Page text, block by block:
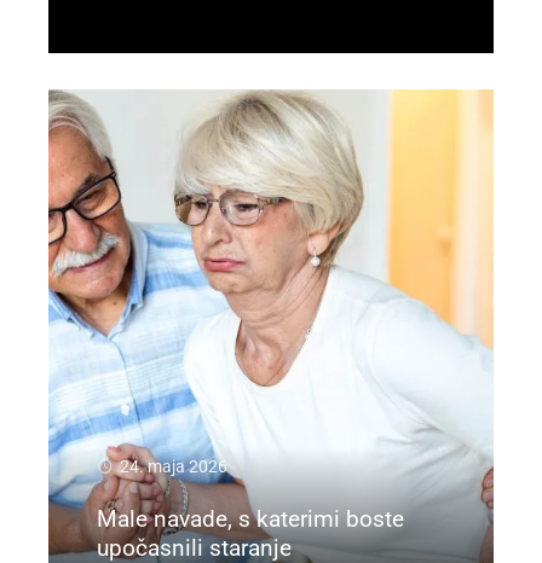
24. maja 2026
Male navade, s katerimi boste
upočasnili staranje